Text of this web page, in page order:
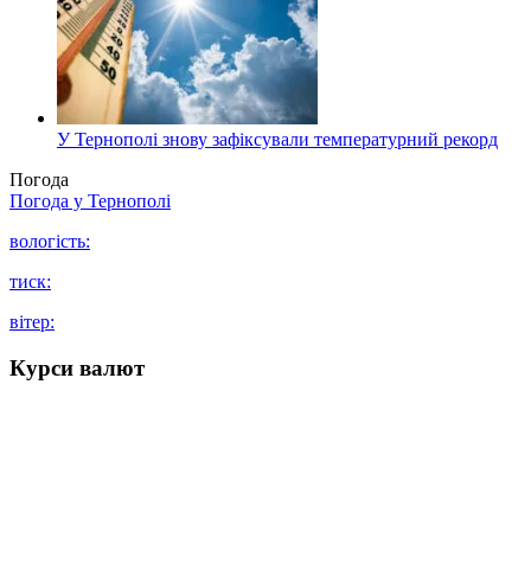
У Тернополі знову зафіксували температурний рекорд
Погода
Погода у Тернополі
вологість:
тиск:
вітер:
Курси валют